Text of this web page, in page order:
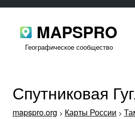
MAPSPRO
Географическое сообщество
Спутниковая
mapspro.org > Карты России >